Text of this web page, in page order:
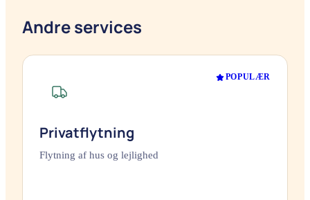
Andre services
POPULÆR
Privatflytning
Flytning af hus og lejlighed